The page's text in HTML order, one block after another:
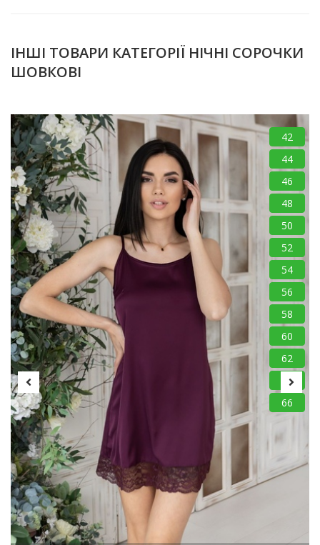
ІНШІ ТОВАРИ КАТЕГОРІЇ НІЧНІ СОРОЧКИ
ШОВКОВІ
42
44
46
48
50
52
54
56
58
60
62
64
66